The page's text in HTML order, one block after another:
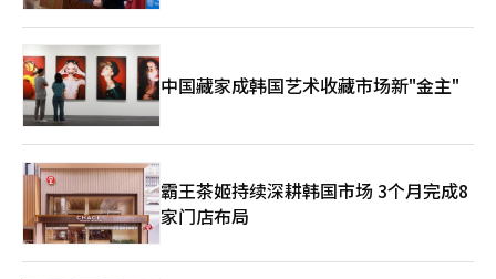
中国藏家成韩国艺术收藏市场新"金主"
霸王茶姬持续深耕韩国市场 3个月完成8
家门店布局